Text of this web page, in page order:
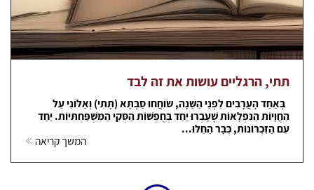
תתי, הרגליים עושות את זה לבד
בְּאַחַד הָעֲרָבִים לִפְנֵי הַשֵּׁנָה, שׂוֹחֲחוּ סַבְתָּא (תָּתִי) וְאַלּוֹנִי עַל
הַחֲוָיוֹת הַנִּפְלָאוֹת שֶׁעָבְרוּ יַחַד בְּחֻפְשׁוֹת הַסְּקִי הַמִּשְׁפַּחְתִּיּוֹת. יַחַד
עִם הַזִּכְרוֹנוֹת, כְּבָר הֵחֵלּוּ...
המשך קריאה